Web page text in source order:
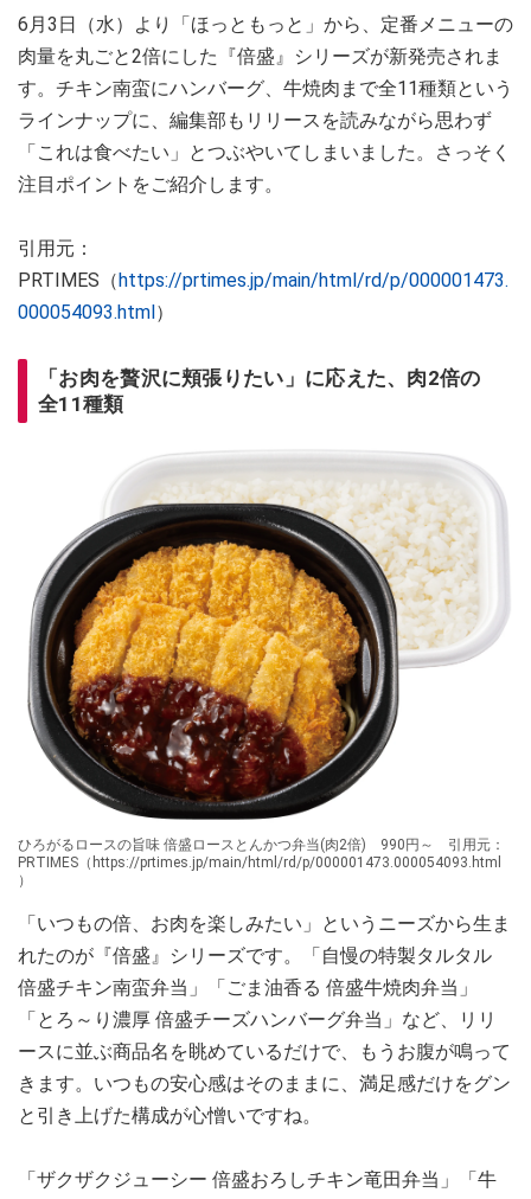
6月3日（水）より「ほっともっと」から、定番メニューの
肉量を丸ごと2倍にした『倍盛』シリーズが新発売されま
す。チキン南蛮にハンバーグ、牛焼肉まで全11種類という
ラインナップに、編集部もリリースを読みながら思わず
「これは食べたい」とつぶやいてしまいました。さっそく
注目ポイントをご紹介します。
引用元：
PRTIMES（https://prtimes.jp/main/html/rd/p/000001473.
000054093.html）
「お肉を贅沢に頬張りたい」に応えた、肉2倍の
全11種類
ひろがるロースの旨味 倍盛ロースとんかつ弁当(肉2倍) 990円～ 引用元：
PRTIMES（https://prtimes.jp/main/html/rd/p/000001473.000054093.html
）
「いつもの倍、お肉を楽しみたい」というニーズから生ま
れたのが『倍盛』シリーズです。「自慢の特製タルタル
倍盛チキン南蛮弁当」「ごま油香る 倍盛牛焼肉弁当」
「とろ～り濃厚 倍盛チーズハンバーグ弁当」など、リリ
ースに並ぶ商品名を眺めているだけで、もうお腹が鳴って
きます。いつもの安心感はそのままに、満足感だけをグン
と引き上げた構成が心憎いですね。
「ザクザクジューシー 倍盛おろしチキン竜田弁当」「牛